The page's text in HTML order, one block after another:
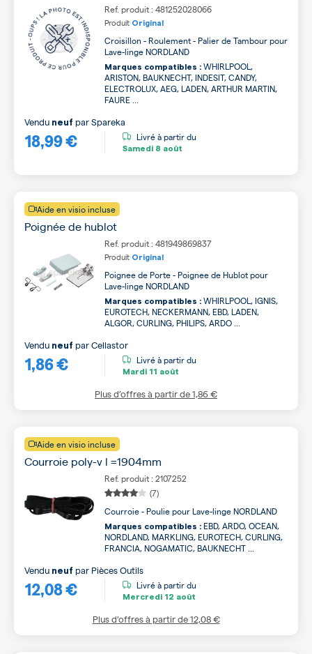
Ref. produit : 481252028066
Produit Original
Croisillon - Roulement - Palier de Tambour pour
Lave-linge NORDLAND
Marques compatibles : WHIRLPOOL,
ARISTON, BAUKNECHT, INDESIT, CANDY,
ELECTROLUX, AEG, LADEN, ARTHUR MARTIN,
FAURE ...
18,99 €
Vendu neuf parSpareka
Livré à partir du
Samedi 8 août
Aide en visio incluse
Poignée de hublot
Ref. produit : 481949869837
Produit Original
Poignee de Porte - Poignee de Hublot pour
Lave-linge NORDLAND
Marques compatibles : WHIRLPOOL, IGNIS,
EUROTECH, NECKERMANN, EBD, LADEN,
ALGOR, CURLING, PHILIPS, ARDO ...
1,86 €
Vendu neuf parCellastor
Livré à partir du
Mardi 11 août
Plus d’offres à partir de1,86 €
Aide en visio incluse
Courroie poly-v l =1904mm
Ref. produit : 2107252
(7)
Courroie - Poulie pour Lave-linge NORDLAND
Marques compatibles : EBD, ARDO, OCEAN,
NORDLAND, MARKLING, EUROTECH, CURLING,
FRANCIA, NOGAMATIC, BAUKNECHT ...
12,08 €
Vendu neuf par Pièces Outils
Livré à partir du
Mercredi 12 août
Plus d’offres à partir de12,08 €